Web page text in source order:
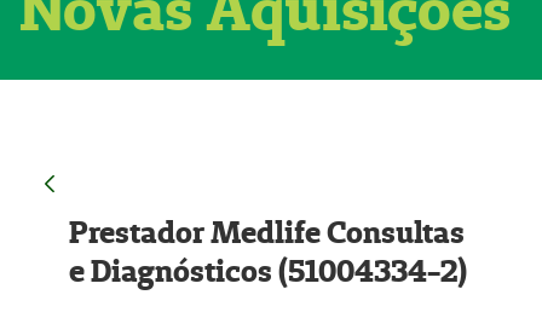
Prestador Medlife Consultas
e Diagnósticos (51004334-2)